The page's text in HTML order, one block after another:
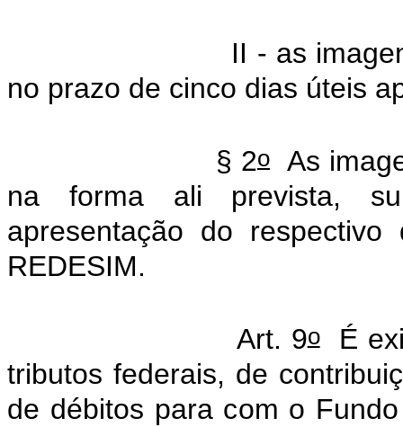
II - as
no prazo de cinco dias úteis
§ 2oAs
na forma ali prevista,
apresentação do
REDESIM.
Art. 9oÉ
tributos federais, de
de débitos para com o